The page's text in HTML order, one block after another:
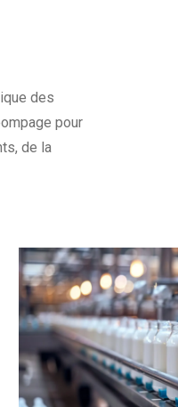
des
pour
de la